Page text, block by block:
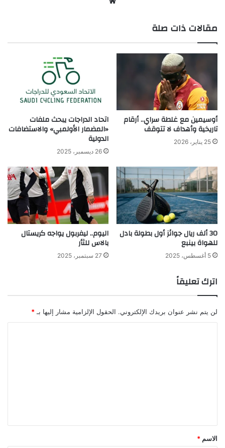
مقالات ذات صلة
أوسيمين مع غلطة سراي.. أرقام
تاريخية وأهداف لا تتوقف
25 يناير، 2026
اتحاد الدراجات يبحث ملفات
«المضمار الأولمبي» والاستضافات
الدولية
26 ديسمبر، 2025
30 ألف ريال جوائز أول بطولة بادل
للهواة بينبع
5 أغسطس، 2025
اليوم.. ليفربول يواجه كريستال
بالاس للثأر
27 سبتمبر، 2025
اترك تعليقاً
لن يتم نشر عنوان بريدك الإلكتروني. الحقول الإلزامية مشار إليها بـ *
*
الاسم *